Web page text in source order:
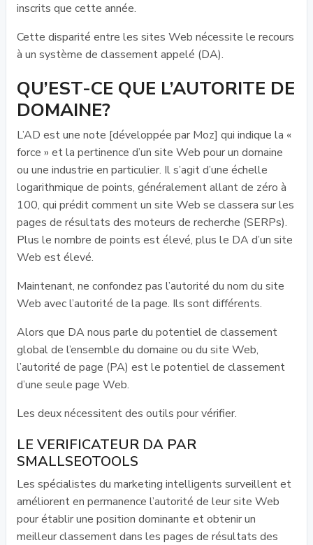
inscrits que cette année.
Cette disparité entre les sites Web nécessite le recours
à un système de classement appelé (DA).
QU’EST-CE QUE L’AUTORITE DE
DOMAINE?
L’AD est une note [développée par Moz] qui indique la «
force » et la pertinence d’un site Web pour un domaine
ou une industrie en particulier. Il s’agit d’une échelle
logarithmique de points, généralement allant de zéro à
100, qui prédit comment un site Web se classera sur les
pages de résultats des moteurs de recherche (SERPs).
Plus le nombre de points est élevé, plus le DA d’un site
Web est élevé.
Maintenant, ne confondez pas l’autorité du nom du site
Web avec l’autorité de la page. Ils sont différents.
Alors que DA nous parle du potentiel de classement
global de l’ensemble du domaine ou du site Web,
l’autorité de page (PA) est le potentiel de classement
d’une seule page Web.
Les deux nécessitent des outils pour vérifier.
LE VERIFICATEUR DA PAR
SMALLSEOTOOLS
Les spécialistes du marketing intelligents surveillent et
améliorent en permanence l’autorité de leur site Web
pour établir une position dominante et obtenir un
meilleur classement dans les pages de résultats des